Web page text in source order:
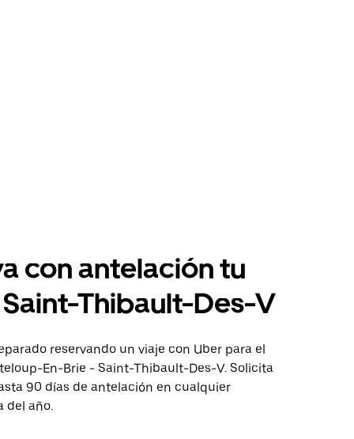
con antelación tu
Thibault-Des-V
reservando un viaje con Uber para el
En-Brie - Saint-Thibault-Des-V. Solicita
90 días de antelación en cualquier
del año.